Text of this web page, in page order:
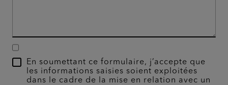
En soumettant ce formulaire, j’accepte que
les informations saisies soient exploitées
dans le cadre de la mise en relation avec un